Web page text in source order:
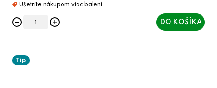
DO KOŠÍKA
Tip